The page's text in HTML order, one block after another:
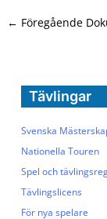
Tävlingar
Svenska
Nationella Touren
Spel och
Tävlingslicens
För nya spelare
← Föregående